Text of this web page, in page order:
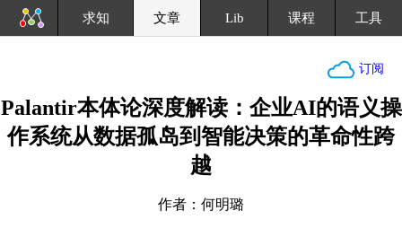
求知 文章 Lib 课程 工具
订阅
Palantir本体论深度解读：企业AI的语义操
作系统从数据孤岛到智能决策的革命性跨
越
作者：何明璐